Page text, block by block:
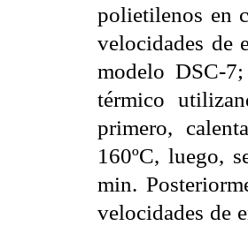
polietilenos en
velocidades de
modelo DSC-
térmico
primero,
160ºC, luego,
min.
velocidades de